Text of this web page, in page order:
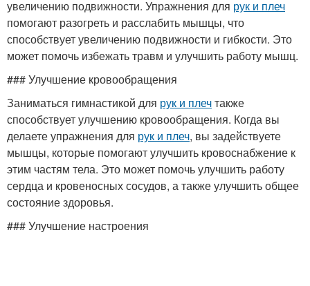
увеличению подвижности. Упражнения для рук и плеч
помогают разогреть и расслабить мышцы, что
способствует увеличению подвижности и гибкости. Это
может помочь избежать травм и улучшить работу мышц.
### Улучшение кровообращения
Заниматься гимнастикой для рук и плечтакже
способствует улучшению кровообращения. Когда вы
делаете упражнения для рук и плеч, вы задействуете
мышцы, которые помогают улучшить кровоснабжение к
этим частям тела. Это может помочь улучшить работу
сердца и кровеносных сосудов, а также улучшить общее
состояние здоровья.
### Улучшение настроения